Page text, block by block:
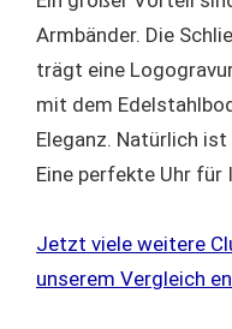
Armbänder. Die
trägt eine
mit dem
Eleganz. Natürlich
Eine perfekte Uhr für
Jetzt viele weitere
unserem Vergleich